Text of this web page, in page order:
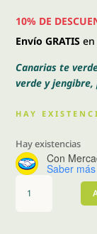
10% DE
Envío GRATIS en
Canarias te
verde y jengibre,
HAY
Hay existencias
Con
Saber más